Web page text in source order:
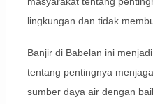
lingkungan dan tidak
Banjir di Babelan ini
tentang pentingnya
sumber daya air dengan